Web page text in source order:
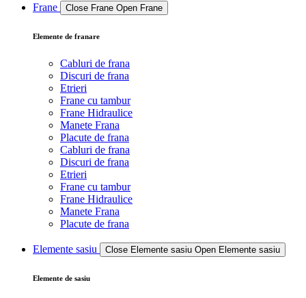
Frane Close Frane Open Frane
Elemente de franare
Cabluri de frana
Discuri de frana
Etrieri
Frane cu tambur
Frane Hidraulice
Manete Frana
Placute de frana
Cabluri de frana
Discuri de frana
Etrieri
Frane cu tambur
Frane Hidraulice
Manete Frana
Placute de frana
Elemente sasiu Close Elemente sasiu Open Elemente sasiu
Elemente de sasiu